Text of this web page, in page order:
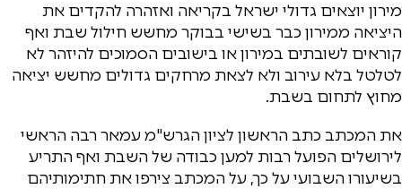
מירון יוצאים גדולי ישראל בקריאה ואזהרה להקדים את
היציאה ממירון כבר בשישי בבוקר מחשש חילול שבת ואף
קוראים לשובתים במירון או בישובים הסמוכים להיזהר לא
לטלטל בלא עירוב ולא לצאת מרחקים גדולים מחשש יציאה
מחוץ לתחום בשבת.
את המכתב כתב הראשון לציון הגרש"מ עמאר רבה הראשי
לירושלים הפועל רבות למען כבודה של השבת ואף התריע
בשיעורו השבועי על כך, על המכתב צירפו את חתימותיהם